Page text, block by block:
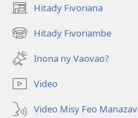
Hitady Fivoriana
(manokatra
rohy) Hitady Fivoriambe
(manokatra
rohy) Inona ny Vaovao?
Video
Video Misy Feo